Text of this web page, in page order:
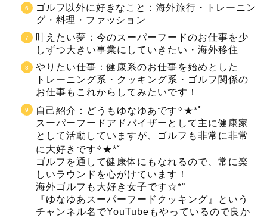
ゴルフ以外に好きなこと：海外旅行・トレーニン
グ・料理・ファッション
叶えたい夢：今のスーパーフードのお仕事を少
しずつ大きい事業にしていきたい・海外移住
やりたい仕事：健康系のお仕事を始めとした
トレーニング系・クッキング系・ゴルフ関係の
お仕事もこれからしてみたいです！
自己紹介：どうもゆなゆあです꙳★*ﾟ
スーパーフードアドバイザーとして主に健康家
として活動していますが、ゴルフも非常に非常
に大好きです꙳★*ﾟ
ゴルフを通して健康体にもなれるので、常に楽
しいラウンドを心がけています！
海外ゴルフも大好き女子です☆*°
『ゆなゆあスーパーフードクッキング』という
チャンネル名でYouTubeもやっているので良か